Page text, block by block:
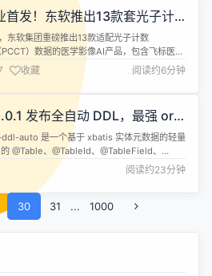
CFStream 回调。（#42211） 修复 POSIX 套
首发！东软推出13款套光子计
全栈式AI产品，破解临床落地
东软集团重磅推出13款适配光子计数
）数据的医学影像AI产品，包含飞标医学
注平台、探索多模态医学人工智能平台、
血管影像智能评估三大产品线，是行业内率先
术攻关、推出成套PCCT专属AI整体解决方案
业。 光子计数CT是近年医学影像领域极具变革
创新技术，重构传统CT成像逻辑，实现成像
结构识别到光子级精细分辨的...
收藏 阅读约6分钟
发布全自动 DDL，最强 orm
auto 是一个基于 xbatis 实体元数据的轻量
@Table、@TableId、@TableField、
结果，根据实体类生成并执行数据库 DDL，
upda...
阅读约23分钟
30 31 ... 1000